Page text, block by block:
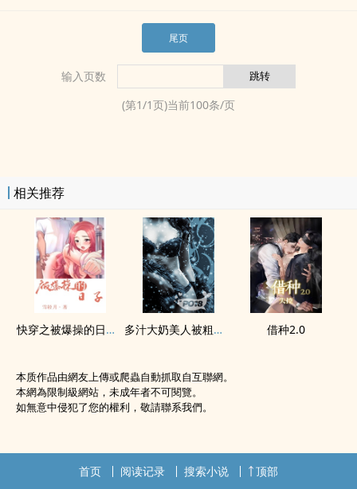
尾页
输入页数
(第1/1页)当前100条/页
相关推荐
快穿之被爆操的日子（1v1 ‎高‎‌‍h‎‌‍） 多汁大奶美人被粗‌‍暴‌干‍‌‎坏合集（‌‎‌高‎‎H‍） 借种2.0
本质作品由網友上傳或爬蟲自動抓取自互聯網。
本網為限制級網站，未成年者不可閱覽。
如無意中侵犯了您的權利，敬請聯系我們。
首页 阅读记录 搜索小说 顶部